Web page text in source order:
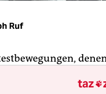
Ruf
wären hier zutaz 